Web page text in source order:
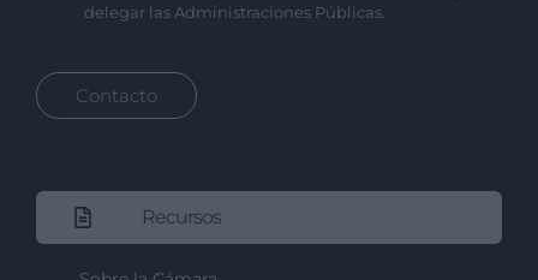
delegar las Administraciones Públicas.
Contacto
Recursos